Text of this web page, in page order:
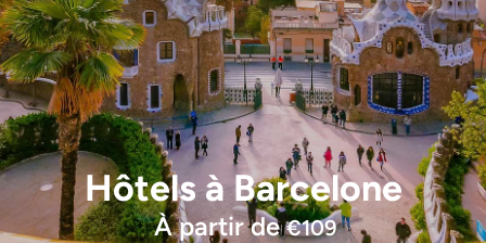
HôtelsàBarcelone
À partir de€109